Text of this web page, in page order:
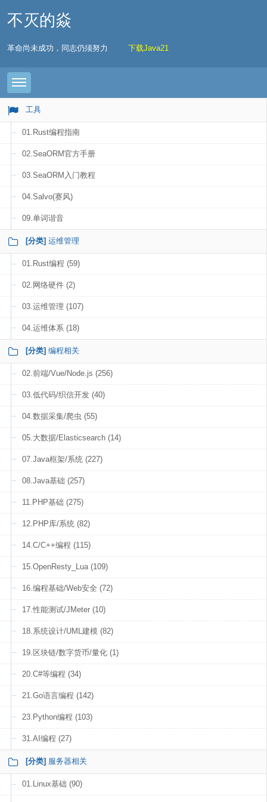
不灭的焱
革命尚未成功，同志仍须努力 下载Java21
Toggle navigation
工具
01.Rust编程指南
02.SeaORM官方手册
03.SeaORM入门教程
04.Salvo(赛风)
09.单词谐音
[分类] 运维管理
01.Rust编程 (59)
02.网络硬件 (2)
03.运维管理 (107)
04.运维体系 (18)
[分类] 编程相关
02.前端/Vue/Node.js (256)
03.低代码/织信开发 (40)
04.数据采集/爬虫 (55)
05.大数据/Elasticsearch (14)
07.Java框架/系统 (227)
08.Java基础 (257)
11.PHP基础 (275)
12.PHP库/系统 (82)
14.C/C++编程 (115)
15.OpenResty_Lua (109)
16.编程基础/Web安全 (72)
17.性能测试/JMeter (10)
18.系统设计/UML建模 (82)
19.区块链/数字货币/量化 (1)
20.C#等编程 (34)
21.Go语言编程 (142)
23.Python编程 (103)
31.AI编程 (27)
[分类] 服务器相关
01.Linux基础 (90)